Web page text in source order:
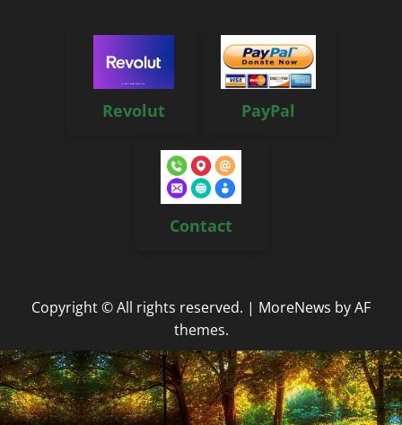
Revolut PayPal
Contact
Copyright © All rights reserved. | MoreNews by AF
themes.